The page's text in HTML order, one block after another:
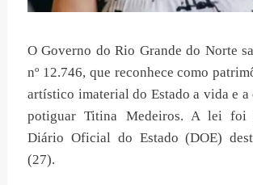
O Governo do Rio Grande do Norte
nº 12.746, que reconhece como
artístico imaterial do Estado a vida e a
potiguar Titina Medeiros. A lei foi
Diário Oficial do Estado (DOE)
(27).